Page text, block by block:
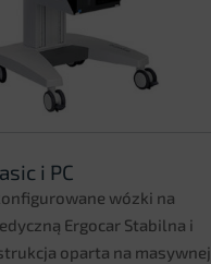
i PC
wózki na
Ergocar Stabilna i
oparta na masywnej